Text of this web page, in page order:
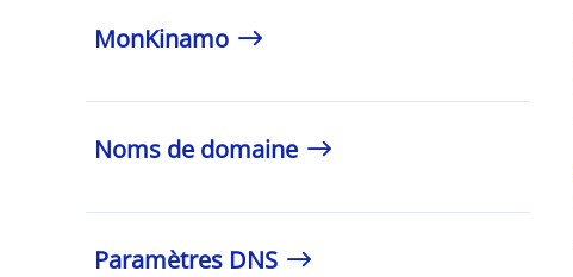
MonKinamo
Noms de domaine
Paramètres DNS